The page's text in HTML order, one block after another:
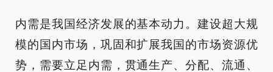
内需是我国经济发展的基本动力。建设超大规
模的国内市场，巩固和扩展我国的市场资源优
势，需要立足内需，贯通生产、分配、流通、